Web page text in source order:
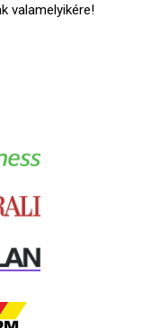
valamelyikére!